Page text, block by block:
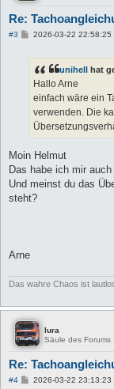
Re:
#3
B
a
2026-03-22 22:58:25
unihell hat
Hallo Arne
einfach wäre ein
verwenden. Die
Moin Helmut
Das habe ich mir
Und meinst du das
steht?
Arne
Das wahre Chaos ist
lura
Säule des Forums
Re:
#4
B2026-03-22 23:13:23